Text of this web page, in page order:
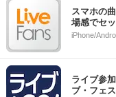
スマホの
場感でセ
iPhone/
ライブ参
ブ・フェ